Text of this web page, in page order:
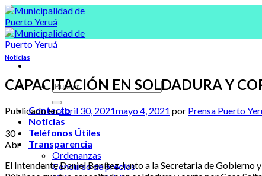
Skip
to
content
Contacto
Noticias
Teléfonos Útiles
Transparencia
Ordenanzas
Concurso de precios
Noticias
CAPACITACIÓN EN SOLDADURA Y
Publicado enabril 30, 2021mayo 4, 2021 por Prensa Puerto
30
Abr
El Intendente Daniel Benítez Junto a la Secretaria de